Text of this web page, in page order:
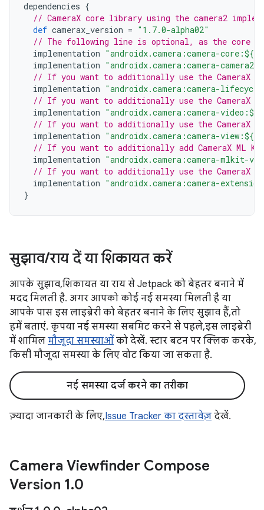
dependencies {
// CameraX core library using the camera2
def camerax_version = "1.7.0-alpha02"
// The following line is optional, as the core
implementation "androidx.camera:camera-
implementation "androidx.camera:camera-
// If you want to additionally use the CameraX
implementation "androidx.camera:camera-
// If you want to additionally use the CameraX
implementation "androidx.camera:camera-
// If you want to additionally use the CameraX
implementation "androidx.camera:camera-
// If you want to additionally add CameraX ML
implementation "androidx.camera:camera-mlkit-
// If you want to additionally use the CameraX
implementation "androidx.camera:camera-
}
सुझाव/राय दें या शिकायत करें
आपके सुझाव, शिकायत या राय से Jetpack को बेहतर बनाने में
मदद मिलती है. अगर आपको कोई नई समस्या मिलती है या
आपके पास इस लाइब्रेरी को बेहतर बनाने के लिए सुझाव हैं, तो
हमें बताएं. कृपया नई समस्या सबमिट करने से पहले, इस लाइब्रेरी
में शामिल मौजूदा समस्याओं को देखें. स्टार बटन पर क्लिक करके,
किसी मौजूदा समस्या के लिए वोट किया जा सकता है.
नई समस्या दर्ज करने का तरीका
ज़्यादा जानकारी के लिए,Issue Tracker का दस्तावेज़ देखें.
Camera Viewfinder Compose
Version 1.0